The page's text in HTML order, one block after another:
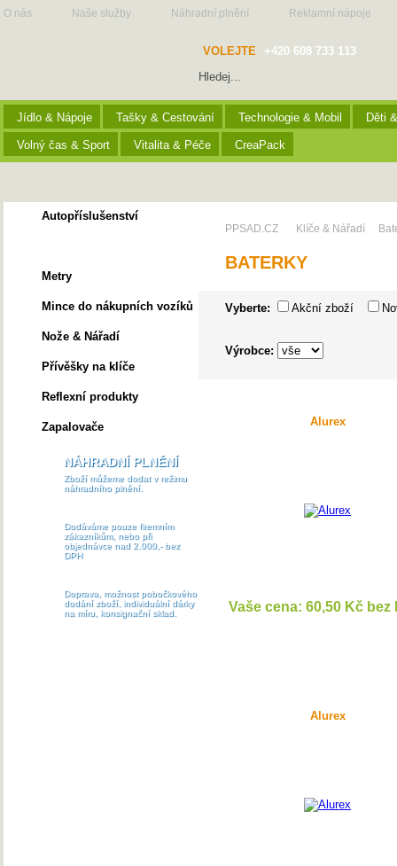
O nás Naše služby Náhradní plnění Reklamní nápoje
VOLEJTE +420 608 733 113
Jídlo & Nápoje Tašky & Cestování Technologie & Mobil Děti
Volný čas & Sport Vitalita & Péče CreaPack
Autopříslušenství
Metry
Mince do nákupních vozíků
Nože & Nářadí
Přívěšky na klíče
Reflexní produkty
Zapalovače
NÁHRADNÍ PLNĚNÍ
Zboží můžeme dodat v režimu
náhradního plnění.
Dodáváme pouze firemním
zákazníkům, nebo při
objednávce nad 2.000,- bez
DPH
Doprava, možnost pobočkového
dodání zboží, individuální dárky
na míru, konsignační sklad.
PPSAD.CZ Klíče & Nářadí
BATERKY
Vyberte: Akční zboží
Výrobce:
Alurex
Vaše cena: 60,50 Kč bez
Alurex